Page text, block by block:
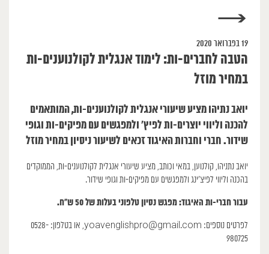
→
19 בפברואר 2020
הטבה לחברים-ות: לימוד אנגלית לקולנוענים-ות
במחיר מוזל
יואב נתיהו מציע שיעורי אנגלית לקולנוענים-ות, המותאמים
להכנה וליווי יוצרים-ות לפיץ’ ולמפגשים עם מפיקים-ות וגופי
שידור. חברי וחברות האיגוד זכאים לשיעור ניסיון במחיר מוזל
יואב נתניהו, קולנוען, במאי וכותב, מציע שיעורי אנגלית לקולנוענים-ות, הממוקדים
בהכנה וליווי לפיצ’ינג ולמפגשים עם מפיקים-ות וגופי שידור.
עבור חברי-ות האיגוד: מפגש נסיון טלפוני בעלות של 50 ש”ח.
לפרטים נוספים: yoavenglishpro@gmail.com, או בטלפון: 0528-
980725